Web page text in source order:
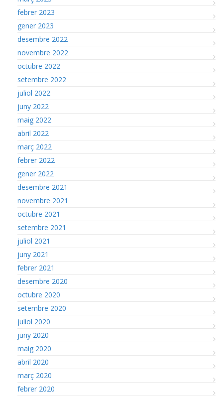
febrer 2023
gener 2023
desembre 2022
novembre 2022
octubre 2022
setembre 2022
juliol 2022
juny 2022
maig 2022
abril 2022
març 2022
febrer 2022
gener 2022
desembre 2021
novembre 2021
octubre 2021
setembre 2021
juliol 2021
juny 2021
febrer 2021
desembre 2020
octubre 2020
setembre 2020
juliol 2020
juny 2020
maig 2020
abril 2020
març 2020
febrer 2020